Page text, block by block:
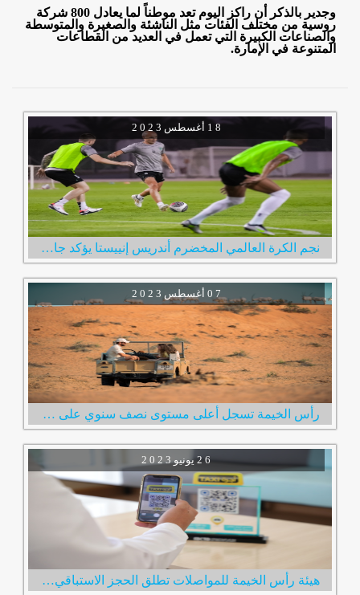
وجدير بالذكر أن راكز اليوم تعد موطناً لما يعادل 800 شركة
روسية من مختلف الفئات مثل الناشئة والصغيرة والمتوسطة
والصناعات الكبيرة التي تعمل في العديد من القطاعات
المتنوعة في الإمارة.
2 0 2 3 1 8
نجم الكرة العالمي المخضرم أندريس إنييستا يؤكد جاهزيته لخوض أولى مبارياته مع نادي الإمارات
2 0 2 3 0 7
رأس الخيمة تسجل أعلى مستوى نصف سنوي على الإطلاق في عدد الزوار الإمارة استقبلت 600 ألف زائر خلال النصف الأول من العام
2 0 2 3 يونيو2 6
هيئة رأس الخيمة للمواصلات تطلق الحجز الاستباقي لخدمة مركبات الأجرة عبر رمز الاستجابة السريع